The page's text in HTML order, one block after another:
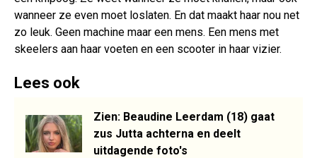
wanneer ze even moet loslaten. En dat maakt haar nou net
zo leuk. Geen machine maar een mens. Een mens met
skeelers aan haar voeten en een scooter in haar vizier.
Lees ook
Zien: Beaudine Leerdam (18) gaat
zus Jutta achterna en deelt
uitdagende foto's